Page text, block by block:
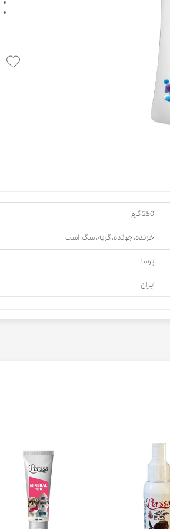
گربه
بچه گربه
گربه
سگ
250 گرم
خزنده، جونده، گربه، سگ، اسب
پرسا
ایران